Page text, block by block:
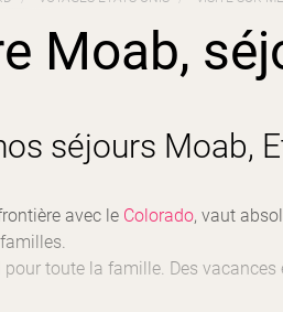
Moab,
séjours Moab,
avec le Colorado, vaut
pour toute la famille. Des